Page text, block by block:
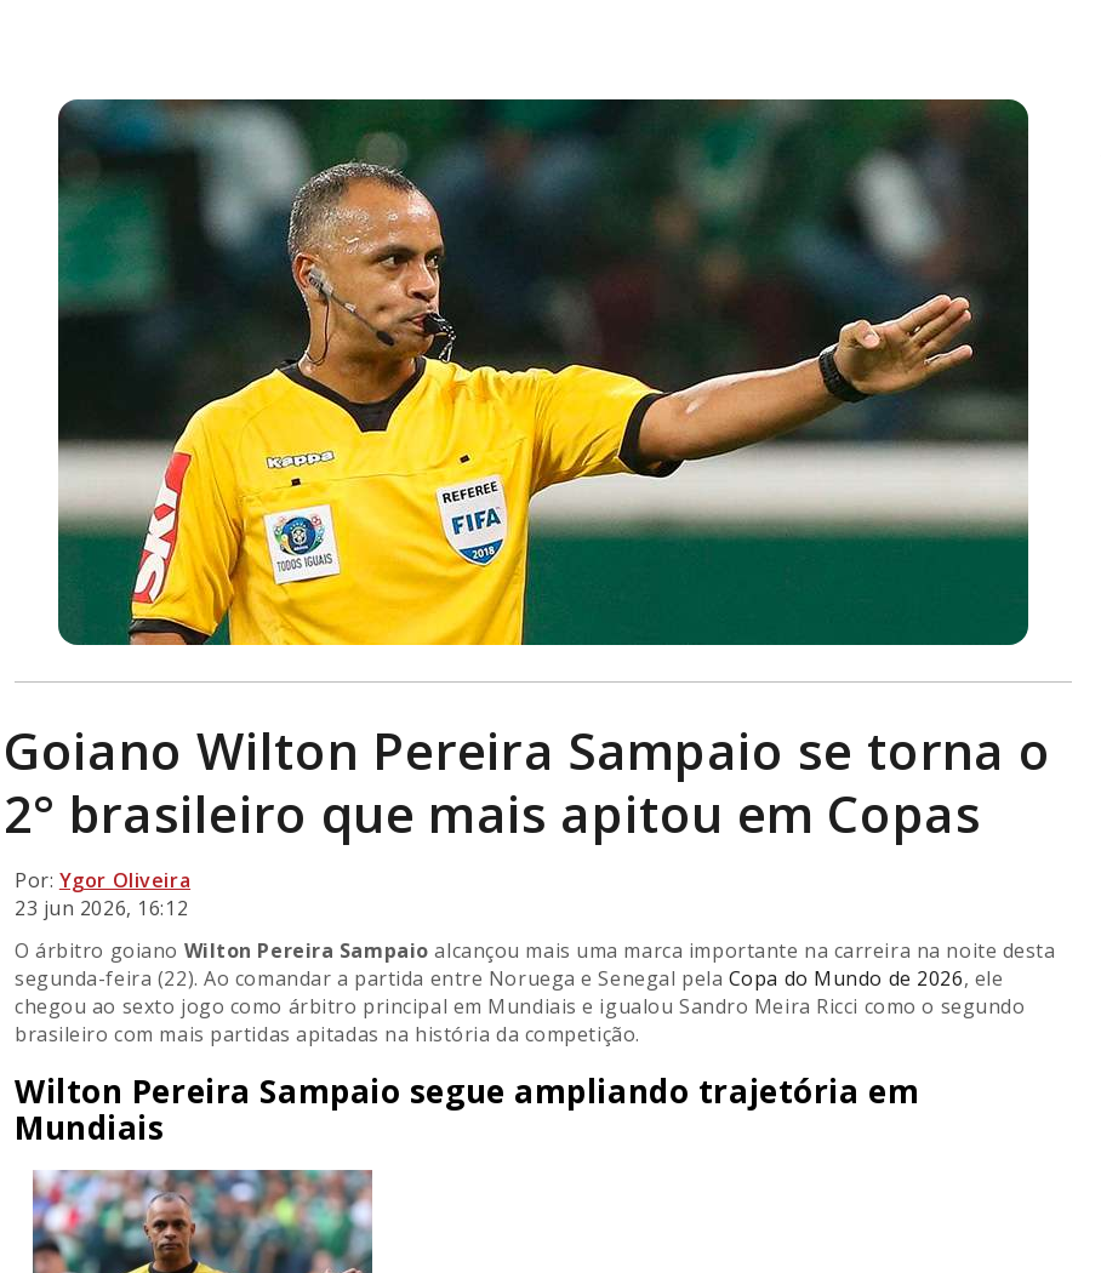
Goiano Wilton Pereira Sampaio se torna o
2° brasileiro que mais apitou em Copas
Por: Ygor Oliveira
23 jun 2026, 16:12
O árbitro goiano Wilton Pereira Sampaio alcançou mais uma marca importante na carreira na noite desta
segunda-feira (22). Ao comandar a partida entre Noruega e Senegal pela Copa do Mundo de 2026, ele
chegou ao sexto jogo como árbitro principal em Mundiais e igualou Sandro Meira Ricci como o segundo
brasileiro com mais partidas apitadas na história da competição.
Wilton Pereira Sampaio segue ampliando trajetória em
Mundiais